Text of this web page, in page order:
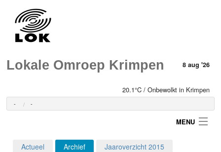
Lokale Omroep Krimpen 8 aug '26
20.1°C / Onbewolkt in Krimpen
- -
MENU
Actueel Archief
Jaaroverzicht 2015